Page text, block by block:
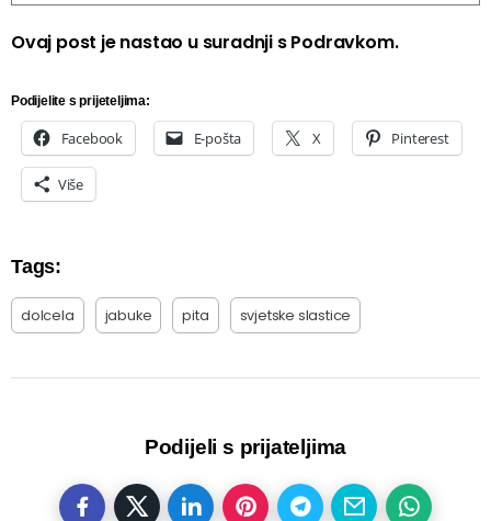
Ovaj post je nastao u suradnji s Podravkom.
Podijelite s prijeteljima:
Facebook E-pošta X Pinterest
Više
Tags:
dolcela jabuke pita svjetske slastice
Podijeli s prijateljima